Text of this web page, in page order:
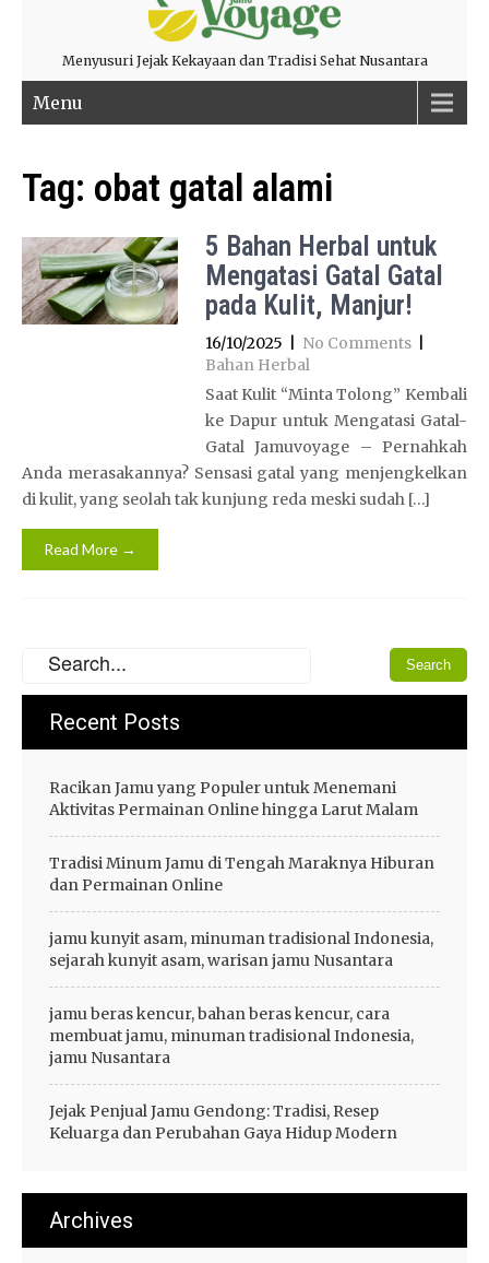
Menyusuri Jejak Kekayaan dan Tradisi Sehat Nusantara
Menu
Tag: obat gatal alami
5 Bahan Herbal untuk
Mengatasi Gatal Gatal
pada Kulit, Manjur!
16/10/2025 No Comments
Bahan Herbal
Saat Kulit “Minta Tolong” Kembali
ke Dapur untuk Mengatasi Gatal-
Gatal Jamuvoyage – Pernahkah
Anda merasakannya? Sensasi gatal yang menjengkelkan
di kulit, yang seolah tak kunjung reda meski sudah […]
Read More →
Recent Posts
Racikan Jamu yang Populer untuk Menemani
Aktivitas Permainan Online hingga Larut Malam
Tradisi Minum Jamu di Tengah Maraknya Hiburan
dan Permainan Online
jamu kunyit asam, minuman tradisional Indonesia,
sejarah kunyit asam, warisan jamu Nusantara
jamu beras kencur, bahan beras kencur, cara
membuat jamu, minuman tradisional Indonesia,
jamu Nusantara
Jejak Penjual Jamu Gendong: Tradisi, Resep
Keluarga dan Perubahan Gaya Hidup Modern
Archives